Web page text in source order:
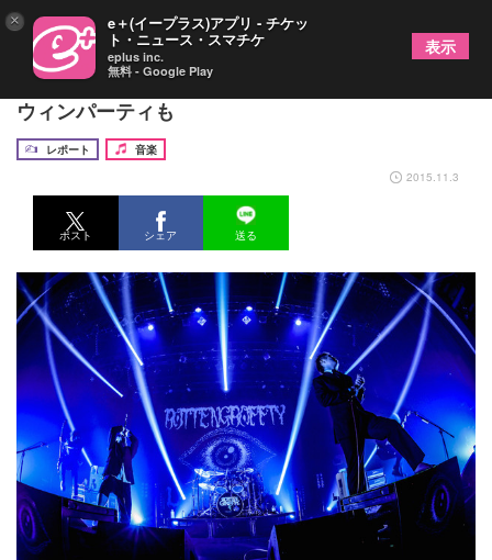
ROTTENGRAFFTYがスーツでワンマン熱演、ハロ
ウィンパーティも
レポート
音楽
2015.11.3
ポスト シェア 送る
× e＋(イープラス)アプリ - チケッ
ト・ニュース・スマチケ
eplus inc.
無料 - Google Play
表示